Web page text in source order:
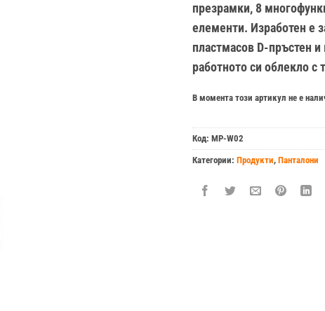
презрамки, 8
елементи. Изработен е
пластмасов D-пръстен и
работното си облекло с
В момента този артикул не е
Код: MP-W02
Категории: Продукти, Панталони